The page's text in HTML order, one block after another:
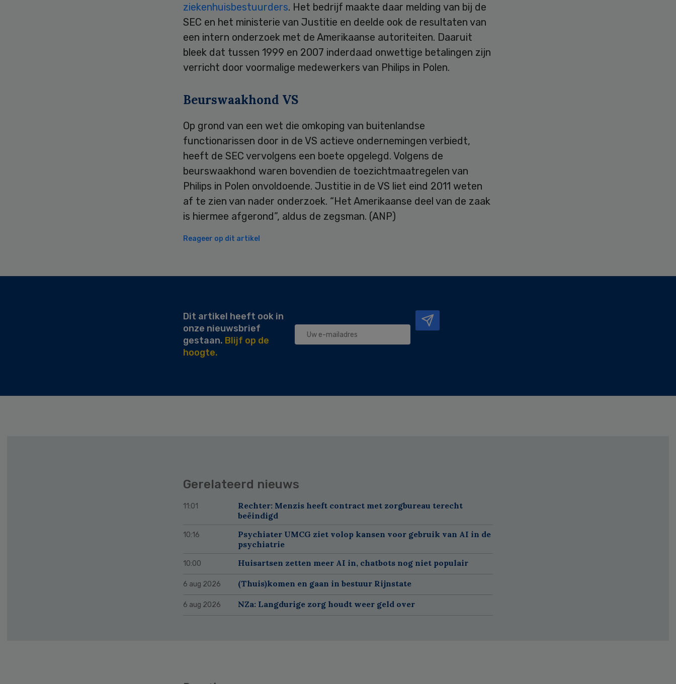
ziekenhuisbestuurders. Het bedrijf maakte daar melding van bij de
SEC en het ministerie van Justitie en deelde ook de resultaten van
een intern onderzoek met de Amerikaanse autoriteiten. Daaruit
bleek dat tussen 1999 en 2007 inderdaad onwettige betalingen zijn
verricht door voormalige medewerkers van Philips in Polen.
Beurswaakhond VS
Op grond van een wet die omkoping van buitenlandse
functionarissen door in de VS actieve ondernemingen verbiedt,
heeft de SEC vervolgens een boete opgelegd. Volgens de
beurswaakhond waren bovendien de toezichtmaatregelen van
Philips in Polen onvoldoende. Justitie in de VS liet eind 2011 weten
af te zien van nader onderzoek. “Het Amerikaanse deel van de zaak
is hiermee afgerond”, aldus de zegsman. (ANP)
Reageer op dit artikel
Dit artikel heeft ook in
onze nieuwsbrief
gestaan. Blijf op de
hoogte.
Gerelateerd nieuws
11:01
Rechter: Menzis heeft contract met zorgbureau terecht
beëindigd
10:16
Psychiater UMCG ziet volop kansen voor gebruik van AI in de
psychiatrie
10:00 Huisartsen zetten meer AI in, chatbots nog niet populair
6 aug 2026 (Thuis)komen en gaan in bestuur Rijnstate
6 aug 2026 NZa: Langdurige zorg houdt weer geld over